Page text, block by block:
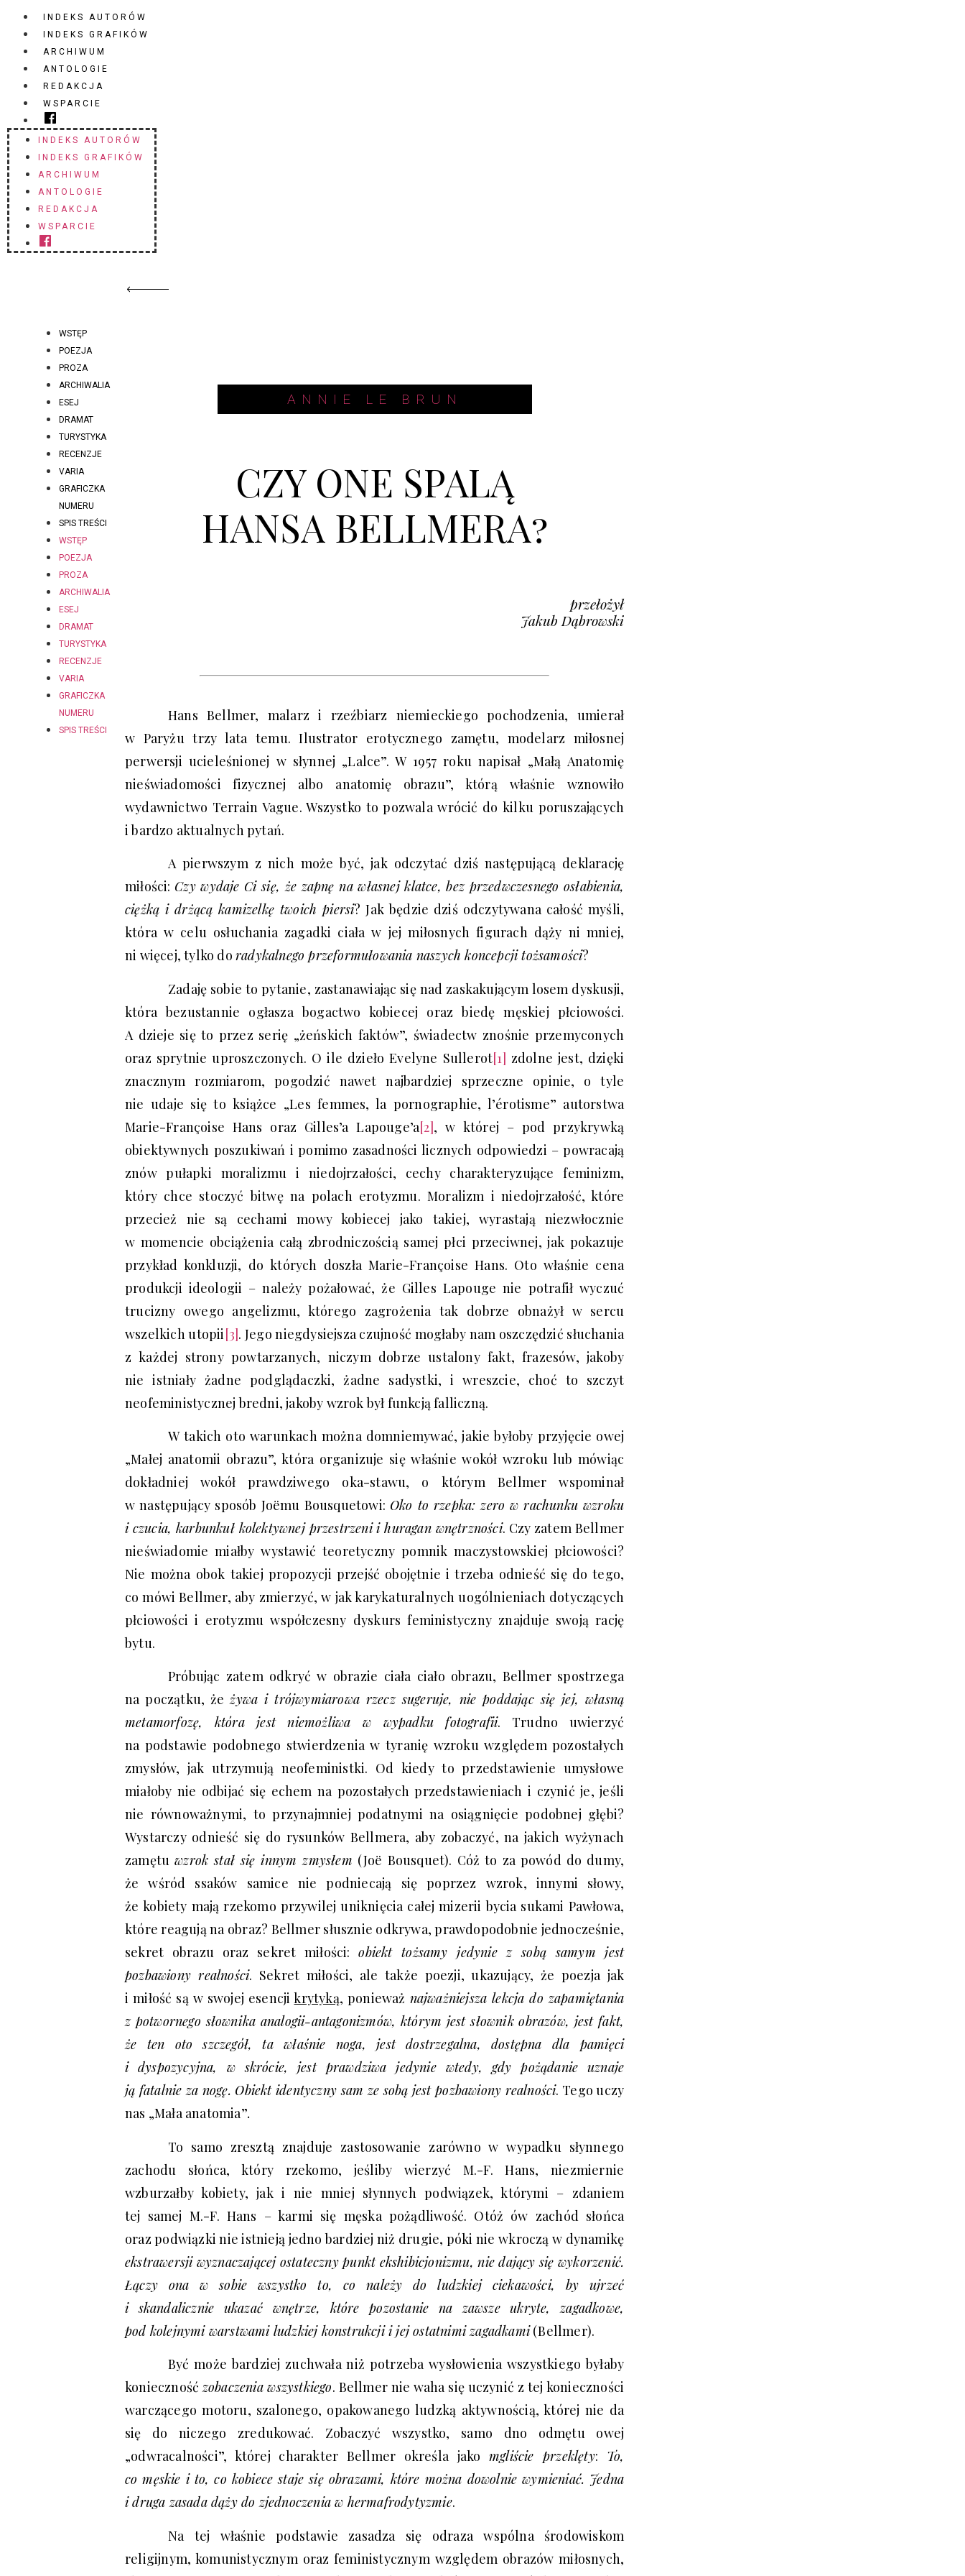
INDEKS AUTORÓW
INDEKS GRAFIKÓW
ARCHIWUM
ANTOLOGIE
REDAKCJA
WSPARCIE
INDEKS AUTORÓW
INDEKS GRAFIKÓW
ARCHIWUM
ANTOLOGIE
REDAKCJA
WSPARCIE
WSTĘP
POEZJA
PROZA
ARCHIWALIA
ESEJ
DRAMAT
TURYSTYKA
RECENZJE
VARIA
GRAFICZKA
NUMERU
SPIS TREŚCI
WSTĘP
POEZJA
PROZA
ARCHIWALIA
ESEJ
DRAMAT
TURYSTYKA
RECENZJE
VARIA
GRAFICZKA
NUMERU
SPIS TREŚCI
ANNIE LE BRUN
CZY ONE SPALĄ
HANSA BELLMERA?
przełożył
Jakub Dąbrowski
Hans Bellmer, malarz i rzeźbiarz niemieckiego pochodzenia, umierał
w Paryżu trzy lata temu. Ilustrator erotycznego zamętu, modelarz miłosnej
perwersji ucieleśnionej w słynnej „Lalce”. W 1957 roku napisał „Małą Anatomię
nieświadomości fizycznej albo anatomię obrazu”, którą właśnie wznowiło
wydawnictwo Terrain Vague. Wszystko to pozwala wrócić do kilku poruszających
i bardzo aktualnych pytań.
A pierwszym z nich może być, jak odczytać dziś następującą deklarację
miłości: Czy wydaje Ci się, że zapnę na własnej klatce, bez przedwczesnego osłabienia,
ciężką i drżącą kamizelkę twoich piersi? Jak będzie dziś odczytywana całość myśli,
która w celu osłuchania zagadki ciała w jej miłosnych figurach dąży ni mniej,
ni więcej, tylko do radykalnego przeformułowania naszych koncepcji tożsamości?
Zadaję sobie to pytanie, zastanawiając się nad zaskakującym losem dyskusji,
która bezustannie ogłasza bogactwo kobiecej oraz biedę męskiej płciowości.
A dzieje się to przez serię „żeńskich faktów”, świadectw znośnie przemyconych
oraz sprytnie uproszczonych. O ile dzieło Evelyne Sullerot[1] zdolne jest, dzięki
znacznym rozmiarom, pogodzić nawet najbardziej sprzeczne opinie, o tyle
nie udaje się to książce „Les femmes, la pornographie, l’érotisme” autorstwa
Marie-Françoise Hans oraz Gilles’a Lapouge’a[2], w której – pod przykrywką
obiektywnych poszukiwań i pomimo zasadności licznych odpowiedzi – powracają
znów pułapki moralizmu i niedojrzałości, cechy charakteryzujące feminizm,
który chce stoczyć bitwę na polach erotyzmu. Moralizm i niedojrzałość, które
przecież nie są cechami mowy kobiecej jako takiej, wyrastają niezwłocznie
w momencie obciążenia całą zbrodniczością samej płci przeciwnej, jak pokazuje
przykład konkluzji, do których doszła Marie-Françoise Hans. Oto właśnie cena
produkcji ideologii – należy pożałować, że Gilles Lapouge nie potrafił wyczuć
trucizny owego angelizmu, którego zagrożenia tak dobrze obnażył w sercu
wszelkich utopii [3]. Jego niegdysiejsza czujność mogłaby nam oszczędzić słuchania
z każdej strony powtarzanych, niczym dobrze ustalony fakt, frazesów, jakoby
nie istniały żadne podglądaczki, żadne sadystki, i wreszcie, choć to szczyt
neofeministycznej bredni, jakoby wzrok był funkcją falliczną.
W takich oto warunkach można domniemywać, jakie byłoby przyjęcie owej
„Małej anatomii obrazu”, która organizuje się właśnie wokół wzroku lub mówiąc
dokładniej wokół prawdziwego oka-stawu, o którym Bellmer wspominał
w następujący sposób Joëmu Bousquetowi: Oko to rzepka: zero w rachunku wzroku
i czucia, karbunkuł kolektywnej przestrzeni i huragan wnętrzności. Czy zatem Bellmer
nieświadomie miałby wystawić teoretyczny pomnik maczystowskiej płciowości?
Nie można obok takiej propozycji przejść obojętnie i trzeba odnieść się do tego,
co mówi Bellmer, aby zmierzyć, w jak karykaturalnych uogólnieniach dotyczących
płciowości i erotyzmu współczesny dyskurs feministyczny znajduje swoją rację
bytu.
Próbując zatem odkryć w obrazie ciała ciało obrazu, Bellmer spostrzega
na początku, żeżywa i trójwymiarowa rzecz sugeruje, nie poddając się jej, własną
metamorfozę, która jest niemożliwa w wypadku fotografii. Trudno uwierzyć
na podstawie podobnego stwierdzenia w tyranię wzroku względem pozostałych
zmysłów, jak utrzymują neofeministki. Od kiedy to przedstawienie umysłowe
miałoby nie odbijać się echem na pozostałych przedstawieniach i czynić je, jeśli
nie równoważnymi, to przynajmniej podatnymi na osiągnięcie podobnej głębi?
Wystarczy odnieść się do rysunków Bellmera, aby zobaczyć, na jakich wyżynach
zamętuwzrok stał się innym zmysłem (Joë Bousquet). Cóż to za powód do dumy,
że wśród ssaków samice nie podniecają się poprzez wzrok, innymi słowy,
że kobiety mają rzekomo przywilej uniknięcia całej mizerii bycia sukami Pawłowa,
które reagują na obraz? Bellmer słusznie odkrywa, prawdopodobnie jednocześnie,
sekret obrazu oraz sekret miłości:obiekt tożsamy jedynie z sobą samym jest
pozbawiony realności. Sekret miłości, ale także poezji, ukazujący, że poezja jak
i miłość są w swojej esencjikrytyką, ponieważ najważniejsza lekcja do zapamiętania
z potwornego słownika analogii-antagonizmów, którym jest słownik obrazów, jest fakt,
że ten oto szczegół, ta właśnie noga, jest dostrzegalna, dostępna dla pamięci
i dyspozycyjna, w skrócie, jest prawdziwa jedynie wtedy, gdy pożądanie uznaje
ją fatalnie za nogę. Obiekt identyczny sam ze sobą jest pozbawiony realności. Tego uczy
nas „Mała anatomia”.
To samo zresztą znajduje zastosowanie zarówno w wypadku słynnego
zachodu słońca, który rzekomo, jeśliby wierzyć M.-F. Hans, niezmiernie
wzburzałby kobiety, jak i nie mniej słynnych podwiązek, którymi – zdaniem
tej samej M.-F. Hans – karmi się męska pożądliwość. Otóż ów zachód słońca
oraz podwiązki nie istnieją jedno bardziej niż drugie, póki nie wkroczą w dynamikę
ekstrawersji wyznaczającej ostateczny punkt ekshibicjonizmu, nie dający się wykorzenić.
Łączy ona w sobie wszystko to, co należy do ludzkiej ciekawości, by ujrzeć
i skandalicznie ukazać wnętrze, które pozostanie na zawsze ukryte, zagadkowe,
pod kolejnymi warstwami ludzkiej konstrukcji i jej ostatnimi zagadkami(Bellmer).
Być może bardziej zuchwała niż potrzeba wysłowienia wszystkiego byłaby
koniecznośćzobaczenia wszystkiego. Bellmer nie waha się uczynić z tej konieczności
warczącego motoru, szalonego, opakowanego ludzką aktywnością, której nie da
się do niczego zredukować. Zobaczyć wszystko, samo dno odmętu owej
„odwracalności”, której charakter Bellmer określa jako mgliście przeklęty: To,
co męskie i to, co kobiece staje się obrazami, które można dowolnie wymieniać. Jedna
i druga zasada dąży do zjednoczenia w hermafrodytyzmie.
Na tej właśnie podstawie zasadza się odraza wspólna środowiskom
religijnym, komunistycznym oraz feministycznym względem obrazów miłosnych,